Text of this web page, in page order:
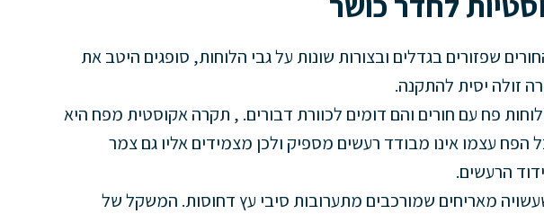
שפזורים בגדלים ובצורות שונות על גבי הלוחות, סופגים היטב את
זולה יסית להתקנה.
פח עם חורים והם דומים לכוורת דבורים. , תקרה אקוסטית מפח היא
עצמו אינו מבודד רעשים מספיק ולכן מצמידים אליו גם צמר
הרעשים.
מאריחים שמורכבים מתערובות סיבי עץ דחוסות. המשקל של